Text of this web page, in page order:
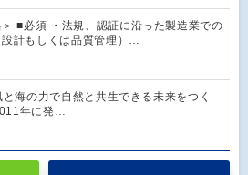
＞ ■必須 ・法規、認証に沿った製造業での
計もしくは品質管理）…
と海の力で自然と共生できる未来をつく
年に発…